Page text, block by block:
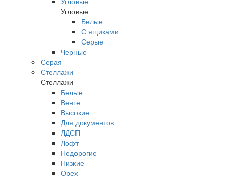
Угловые
Белые
С ящиками
Серые
Черные
Серая
Стеллажи
Стеллажи
Белые
Венге
Высокие
Для документов
ЛДСП
Лофт
Недорогие
Низкие
Орех